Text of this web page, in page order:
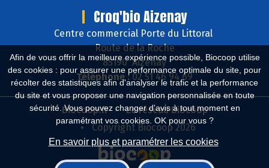
Afin de vous offrir la meilleure expérience possible, Biocoop utilise
des cookies : pour assurer une performance optimale du site, pour
récolter des statistiques afin d'analyser le trafic et la performance
du site et vous proposer une navigation personnalisée en toute
sécurité. Vous pouvez changer d'avis à tout moment en
paramétrant vos cookies. OK pour vous ?
En savoir plus et paramétrer les cookies
Croq'bio Aizenay
Centre commercial Porte du Littoral
Route de la Roche
85190 Aizenay
Téléphone :02 51 46 94 69
Biocoop.fr
Le réseau Biocoop
Copyright Biocoop 2026